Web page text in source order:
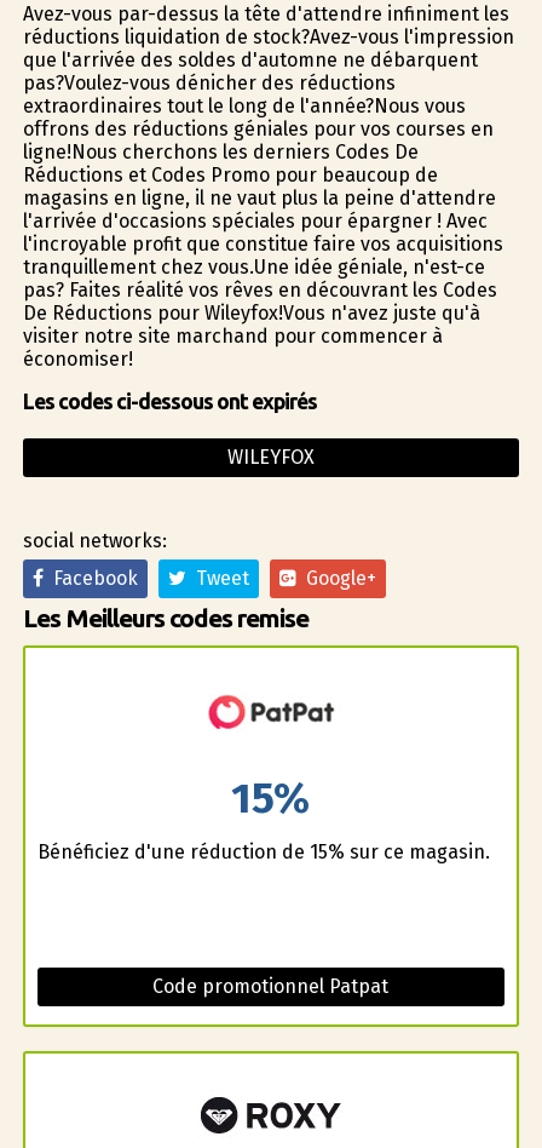
Avez-vous par-dessus la tête d'attendre infiniment les
réductions liquidation de stock?Avez-vous l'impression
que l'arrivée des soldes d'automne ne débarquent
pas?Voulez-vous dénicher des réductions
extraordinaires tout le long de l'année?Nous vous
offrons des réductions géniales pour vos courses en
ligne!Nous cherchons les derniers Codes De
Réductions et Codes Promo pour beaucoup de
magasins en ligne, il ne vaut plus la peine d'attendre
l'arrivée d'occasions spéciales pour épargner ! Avec
l'incroyable profit que constitue faire vos acquisitions
tranquillement chez vous.Une idée géniale, n'est-ce
pas? Faites réalité vos rêves en découvrant les Codes
De Réductions pour Wileyfox!Vous n'avez juste qu'à
visiter notre site marchand pour commencer à
économiser!
Les codes ci-dessous ont expirés
WILEYFOX
social networks:
Facebook
Tweet Google+
Les Meilleurs codes remise
15%
Bénéficiez d'une réduction de 15% sur ce magasin.
Code promotionnel Patpat